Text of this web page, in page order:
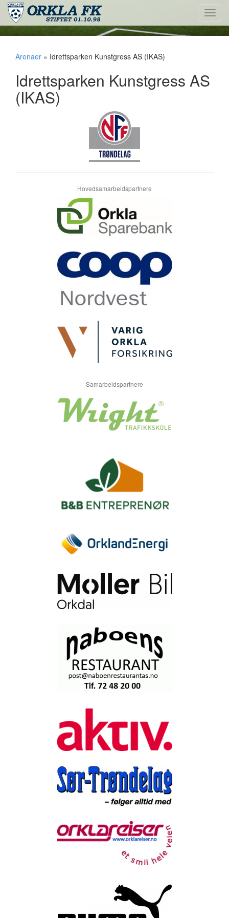
Arenaer » Idrettsparken Kunstgress AS (IKAS)
Idrettsparken Kunstgress AS
(IKAS)
Hovedsamarbeidspartnere
Samarbeidspartnere